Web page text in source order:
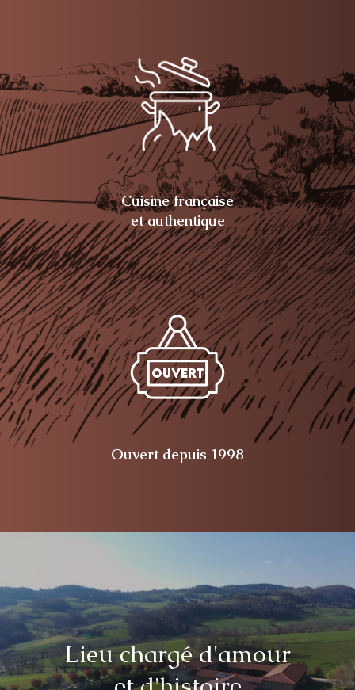
Cuisine française
et authentique
Ouvert depuis 1998
Lieu chargé d'amour